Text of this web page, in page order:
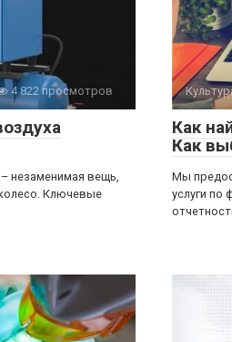
4 822 просмотров
незаменимая вещь,
Ключевые
Как
Как
Мы
услуги по